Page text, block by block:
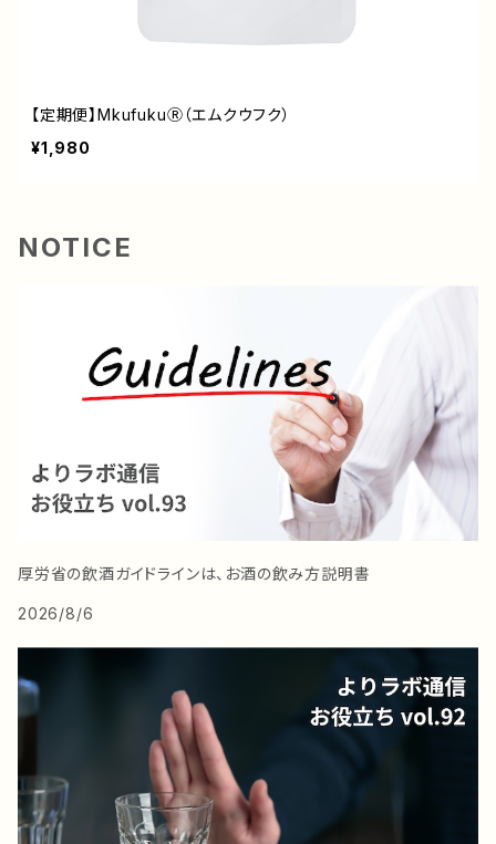
【定期便】MkufukuⓇ（エムクウフク）
¥1,980
NOTICE
厚労省の飲酒ガイドラインは、お酒の飲み方説明書
2026/8/6